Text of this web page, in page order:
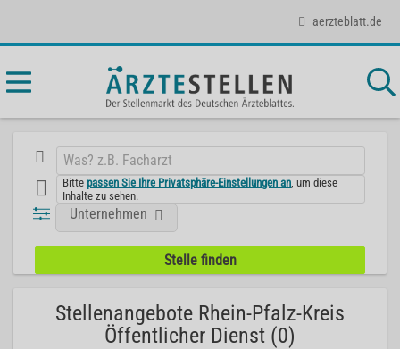
aerzteblatt.de
Bittepassen Sie Ihre Privatsphäre-Einstellungen an , um diese
Inhalte zu sehen.
Unternehmen
Stellenangebote Rhein-Pfalz-Kreis
Öffentlicher Dienst (0)